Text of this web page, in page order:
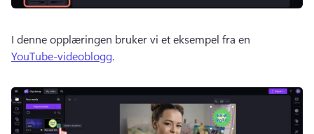
I denne opplæringen bruker vi et eksempel fra en
YouTube-videoblogg.